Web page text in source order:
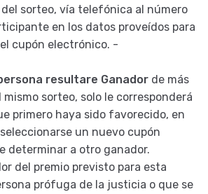
sorteo, vía telefónica al número
en los datos proveídos para
cupón electrónico. -
resultare Ganador de más
mismo sorteo, solo le corresponderá
primero haya sido favorecido, en
un nuevo cupón
determinar a otro ganador.
del premio previsto para esta
prófuga de la justicia o que se